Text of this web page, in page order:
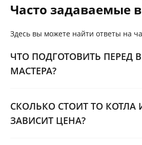
Часто задаваемые
Здесь вы можете найти ответы на
ЧТО ПОДГОТОВИТЬ ПЕРЕД
МАСТЕРА?
СКОЛЬКО СТОИТ ТО КОТЛА
ЗАВИСИТ ЦЕНА?